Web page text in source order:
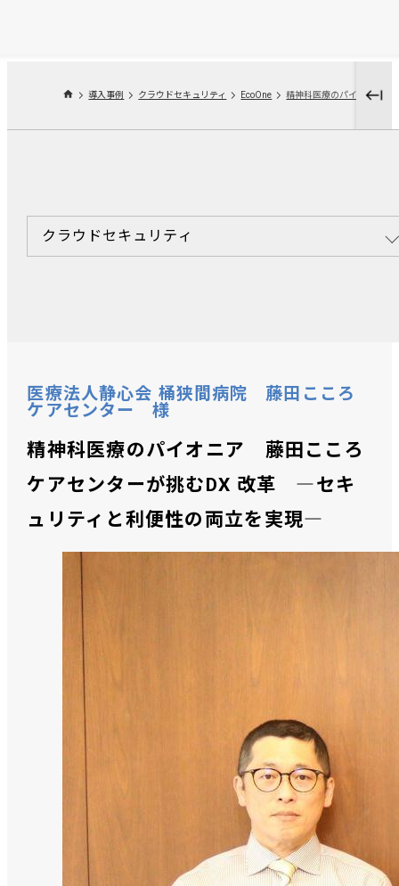
導入事例 クラウドセキュリティ EcoOne
クラウドセキュリティ
医療法人静心会 桶狭間病院 藤田こころ
ケアセンター 様
精神科医療のパイオニア 藤田こころ
ケアセンターが挑むDX 改革 ―セキ
ュリティと利便性の両立を実現―